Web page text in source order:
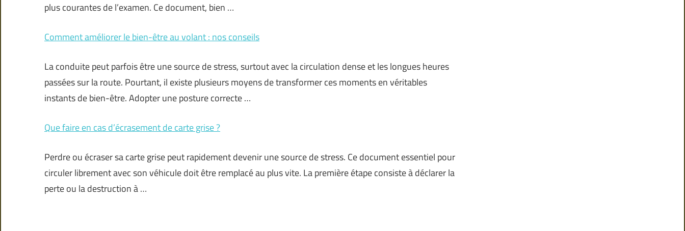
plus courantes de l’examen. Ce document, bien …
Comment améliorer le bien-être au volant : nos conseils
La conduite peut parfois être une source de stress, surtout avec la circulation dense et les longues heures
passées sur la route. Pourtant, il existe plusieurs moyens de transformer ces moments en véritables
instants de bien-être. Adopter une posture correcte …
Que faire en cas d’écrasement de carte grise ?
Perdre ou écraser sa carte grise peut rapidement devenir une source de stress. Ce document essentiel pour
circuler librement avec son véhicule doit être remplacé au plus vite. La première étape consiste à déclarer la
perte ou la destruction à …